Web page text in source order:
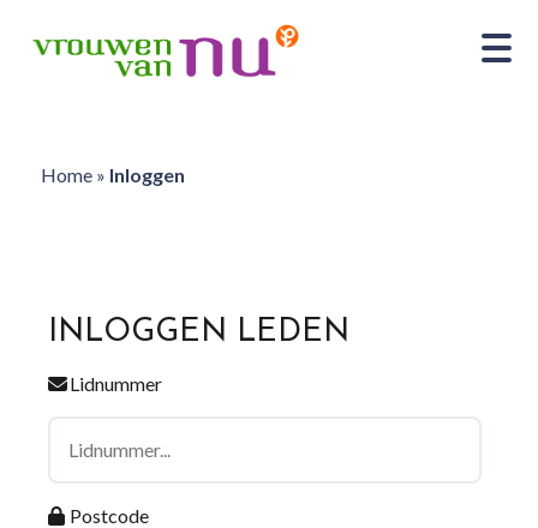
Home» Inloggen
INLOGGEN LEDEN
Lidnummer
Postcode